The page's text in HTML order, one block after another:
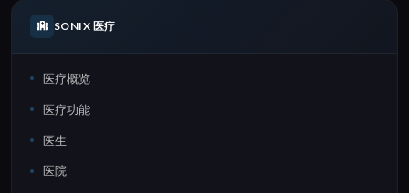
SONIX 医疗
医疗概览
医疗功能
医生
医院